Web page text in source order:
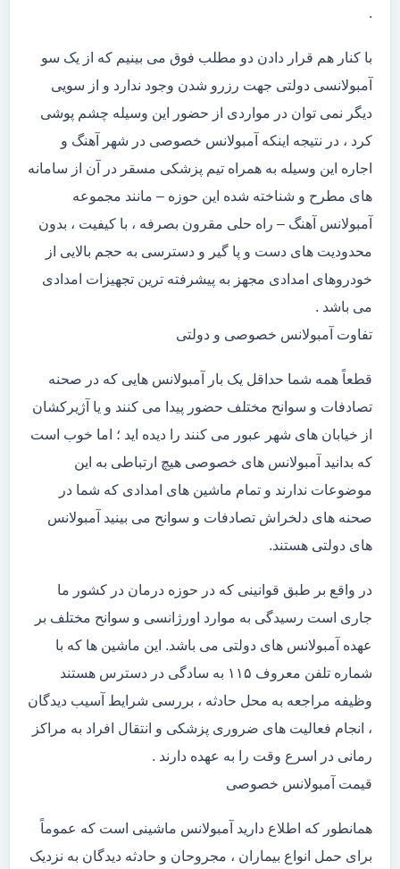
.
با کنار هم قرار دادن دو مطلب فوق می بینیم که از یک سو
آمبولانسی دولتی جهت رزرو شدن وجود ندارد و از سویی
دیگر نمی توان در مواردی از حضور این وسیله چشم پوشی
کرد ، در نتیجه اینکه آمبولانس خصوصی در شهر آهنگ و
اجاره این وسیله به همراه تیم پزشکی مسقر در آن از سامانه
های مطرح و شناخته شده این حوزه – مانند مجموعه
آمبولانس آهنگ – راه حلی مقرون بصرفه ، با کیفیت ، بدون
محدودیت های دست و پا گیر و دسترسی به حجم بالایی از
خودروهای امدادی مجهز به پیشرفته ترین تجهیزات امدادی
می باشد .
تفاوت آمبولانس خصوصی و دولتی
قطعاً همه شما حداقل یک بار آمبولانس هایی که در صحنه
تصادفات و سوانح مختلف حضور پیدا می کنند و یا آژیرکشان
از خیابان های شهر عبور می کنند را دیده اید ؛ اما خوب است
که بدانید آمبولانس های خصوصی هیچ ارتباطی به این
موضوعات ندارند و تمام ماشین های امدادی که شما در
صحنه های دلخراش تصادفات و سوانح می بینید آمبولانس
های دولتی هستند.
در واقع بر طبق قوانینی که در حوزه درمان در کشور ما
جاری است رسیدگی به موارد اورژانسی و سوانح مختلف بر
عهده آمبولانس های دولتی می باشد. این ماشین ها که با
شماره تلفن معروف ۱۱۵ به سادگی در دسترس هستند
وظیفه مراجعه به محل حادثه ، بررسی شرایط آسیب دیدگان
، انجام فعالیت های ضروری پزشکی و انتقال افراد به مراکز
رمانی در اسرع وقت را به عهده دارند .
قیمت آمبولانس خصوصی
همانطور که اطلاع دارید آمبولانس ماشینی است که عموماً
برای حمل انواع بیماران ، مجروحان و حادثه دیدگان به نزدیک